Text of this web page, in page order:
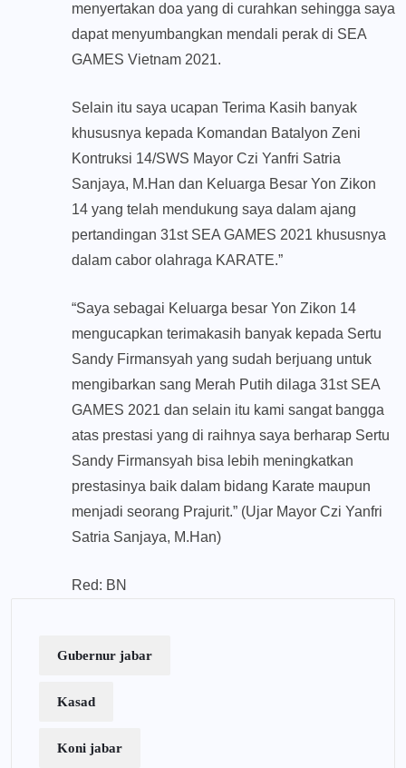
menyertakan doa yang di curahkan sehingga saya
dapat menyumbangkan mendali perak di SEA
GAMES Vietnam 2021.
Selain itu saya ucapan Terima Kasih banyak
khususnya kepada Komandan Batalyon Zeni
Kontruksi 14/SWS Mayor Czi Yanfri Satria
Sanjaya, M.Han dan Keluarga Besar Yon Zikon
14 yang telah mendukung saya dalam ajang
pertandingan 31st SEA GAMES 2021 khususnya
dalam cabor olahraga KARATE.”
“Saya sebagai Keluarga besar Yon Zikon 14
mengucapkan terimakasih banyak kepada Sertu
Sandy Firmansyah yang sudah berjuang untuk
mengibarkan sang Merah Putih dilaga 31st SEA
GAMES 2021 dan selain itu kami sangat bangga
atas prestasi yang di raihnya saya berharap Sertu
Sandy Firmansyah bisa lebih meningkatkan
prestasinya baik dalam bidang Karate maupun
menjadi seorang Prajurit.” (Ujar Mayor Czi Yanfri
Satria Sanjaya, M.Han)
Red: BN
Gubernur jabar
Kasad
Koni jabar